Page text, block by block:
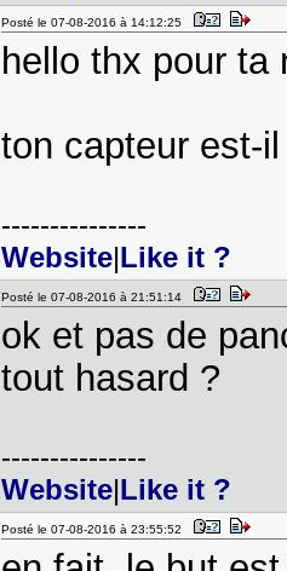
Posté le 07-08-2016 à 14:12:25
hello thx pour ta
ton capteur est-
---------------
Website|Like it ?
Posté le 07-08-2016 à 21:51:14
ok et pas de
tout hasard ?
---------------
Website|Like it ?
Posté le 07-08-2016 à 23:55:52